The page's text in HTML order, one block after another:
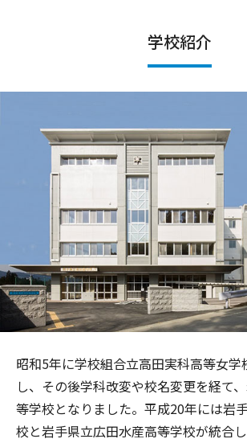
学校紹介
昭和5年に学校組合立高田実科高等女学
し、その後学科改変や校名変更を経て
等学校となりました。平成20年には岩
校と岩手県立広田水産高等学校が統合